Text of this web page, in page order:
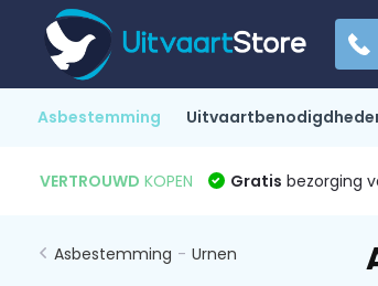
Asbestemming
VERTROUWD KOPEN Gratis bezorging
Asbestemming - Urnen